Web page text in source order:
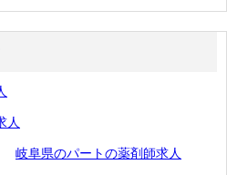
人
岐阜県のパートの薬剤師求人